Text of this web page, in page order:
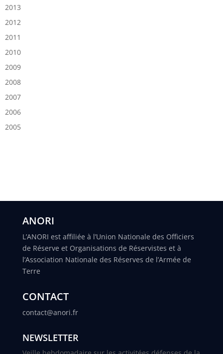
2013
2012
2011
2010
2009
2008
2007
2006
2005
ANORI
L’ANORI est affiliée à l’Union Nationale des Officiers
de Réserve et Organisations de Réservistes et à
l’Association Nationale des Réserves de l’Armée de
Terre
CONTACT
contact@anori.fr
NEWSLETTER